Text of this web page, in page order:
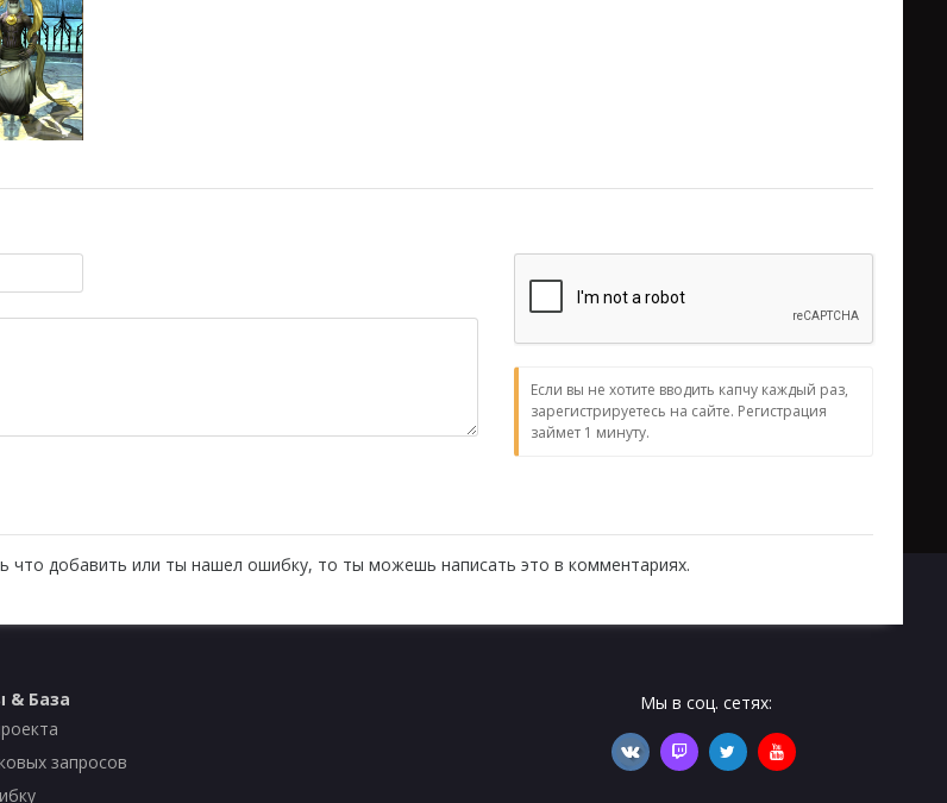
Если вы не хотите вводить капчу каждый раз,
зарегистрируетесь на сайте. Регистрация
займет 1 минуту.
что добавить или ты нашел ошибку, то ты можешь написать это в комментариях.
& База
запросов
Мы в соц. сетях: